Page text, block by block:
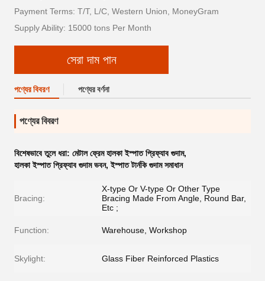
Payment Terms: T/T, L/C, Western Union, MoneyGram
Supply Ability: 15000 tons Per Month
সেরা দাম পান
পণ্যের বিবরণ পণ্যের বর্ণনা
পণ্যের বিবরণ
বিশেষভাবে তুলে ধরা: মেটাল ফ্রেম হালকা ইস্পাত প্রিফ্যাব গুদাম,
হালকা ইস্পাত প্রিফ্যাব গুদাম ভবন,ইস্পাত টার্নকি গুদাম সমাধান
Bracing:
X-type Or V-type Or Other Type
Bracing Made From Angle, Round Bar,
Etc ;
Function: Warehouse, Workshop
Skylight: Glass Fiber Reinforced Plastics